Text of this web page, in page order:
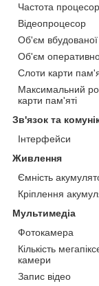
Частота
Відеопроцесор
Об'єм вбудованої
Об'єм
Слоти карти
Максимальний
карти пам'яті
Зв'язок та
Інтерфейси
Живлення
Ємність
Кріплення
Мультимедіа
Фотокамера
Кількість
камери
Запис відео